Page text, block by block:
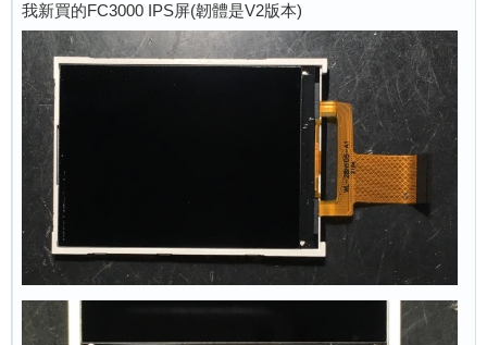
我新買的FC3000 IPS屏(韌體是V2版本)